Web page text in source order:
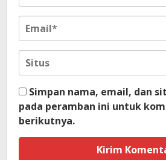
Simpan nama, email, dan
pada peramban ini untuk
berikutnya.